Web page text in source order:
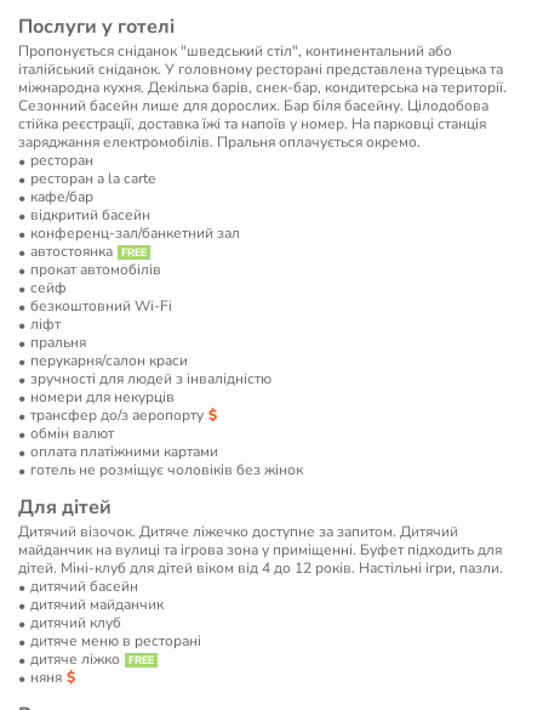
Послуги у готелі
Пропонується сніданок "шведський стіл", континентальний або
італійський сніданок. У головному ресторані представлена ​​турецька та
міжнародна кухня. Декілька барів, снек-бар, кондитерська на території.
Сезонний басейн лише для дорослих. Бар біля басейну. Цілодобова
стійка реєстрації, доставка їжі та напоїв у номер. На парковці станція
заряджання електромобілів. Пральня оплачується окремо.
ресторан
ресторан a la carte
кафе/бар
відкритий басейн
конференц-зал/банкетний зал
автостоянка
прокат автомобілів
сейф
безкоштовний Wi-Fi
ліфт
пральня
перукарня/салон краси
зручності для людей з інвалідністю
номери для некурців
трансфер до/з аеропорту
обмін валют
оплата платіжними картами
готель не розміщує чоловіків без жінок
Для дітей
Дитячий візочок. Дитяче ліжечко доступне за запитом. Дитячий
майданчик на вулиці та ігрова зона у приміщенні. Буфет підходить для
дітей. Міні-клуб для дітей віком від 4 до 12 років. Настільні ігри, пазли.
дитячий басейн
дитячий майданчик
дитячий клуб
дитяче меню в ресторані
дитяче ліжко
няня